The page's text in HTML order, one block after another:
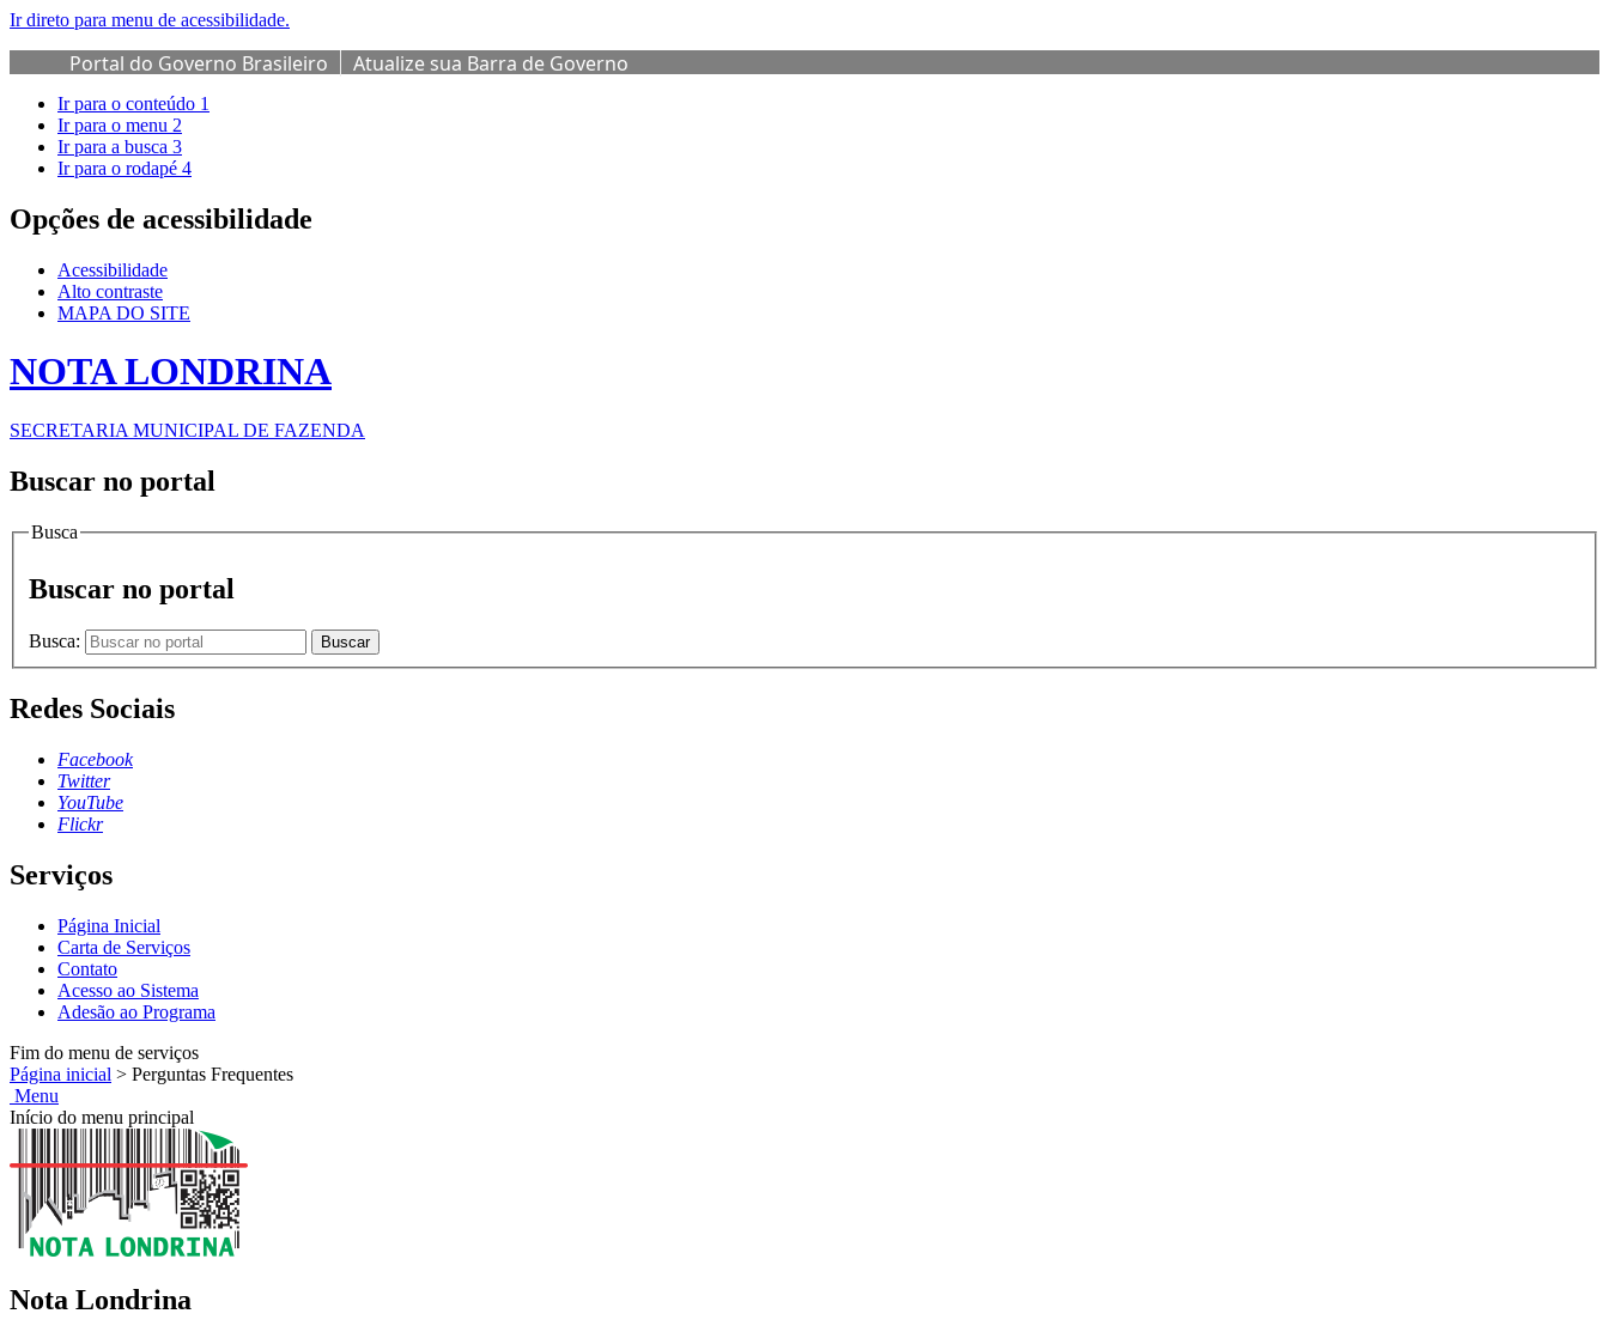
Ir direto para menu de acessibilidade.
Portal do Governo Brasileiro Atualize sua Barra de Governo
Ir para o conteúdo 1
Ir para o menu 2
Ir para a busca 3
Ir para o rodapé 4
Opções de acessibilidade
Acessibilidade
Alto contraste
MAPA DO SITE
NOTA LONDRINA
SECRETARIA MUNICIPAL DE FAZENDA
Buscar no portal
Busca
Buscar no portal
Busca: Buscar
Redes Sociais
Facebook
Twitter
YouTube
Flickr
Serviços
Página Inicial
Carta de Serviços
Contato
Acesso ao Sistema
Adesão ao Programa
Fim do menu de serviços
Página inicial > Perguntas Frequentes
Menu
Início do menu principal
Nota Londrina